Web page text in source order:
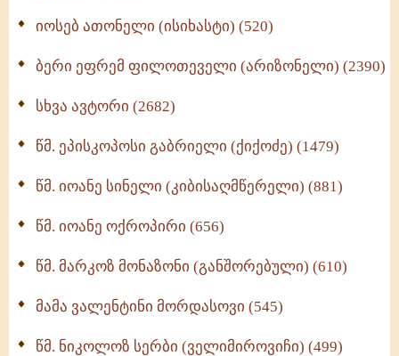
ქადაგებანი გაბრიელ ეპისკოპოსისა - II ტომი
სულიერი ცხოვრების სახელმძღვანელო -
ნაწილი II (369)
იოსებ ათონელი (ისიხასტი) (520)
ბერი ეფრემ ფილოთეველი (არიზონელი) (2390)
სხვა ავტორი (2682)
წმ. ეპისკოპოსი გაბრიელი (ქიქოძე) (1479)
წმ. იოანე სინელი (კიბისაღმწერელი) (881)
წმ. იოანე ოქროპირი (656)
წმ. მარკოზ მონაზონი (განშორებული) (610)
მამა ვალენტინი მორდასოვი (545)
წმ. ნიკოლოზ სერბი (ველიმიროვიჩი) (499)